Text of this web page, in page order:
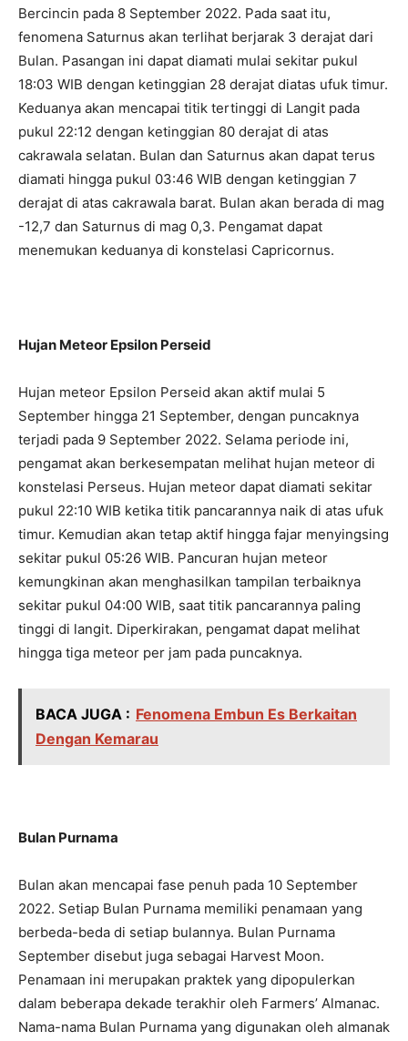
Bercincin pada 8 September 2022. Pada saat itu,
fenomena Saturnus akan terlihat berjarak 3 derajat dari
Bulan. Pasangan ini dapat diamati mulai sekitar pukul
18:03 WIB dengan ketinggian 28 derajat diatas ufuk timur.
Keduanya akan mencapai titik tertinggi di Langit pada
pukul 22:12 dengan ketinggian 80 derajat di atas
cakrawala selatan. Bulan dan Saturnus akan dapat terus
diamati hingga pukul 03:46 WIB dengan ketinggian 7
derajat di atas cakrawala barat. Bulan akan berada di mag
-12,7 dan Saturnus di mag 0,3. Pengamat dapat
menemukan keduanya di konstelasi Capricornus.
Hujan Meteor Epsilon Perseid
Hujan meteor Epsilon Perseid akan aktif mulai 5
September hingga 21 September, dengan puncaknya
terjadi pada 9 September 2022. Selama periode ini,
pengamat akan berkesempatan melihat hujan meteor di
konstelasi Perseus. Hujan meteor dapat diamati sekitar
pukul 22:10 WIB ketika titik pancarannya naik di atas ufuk
timur. Kemudian akan tetap aktif hingga fajar menyingsing
sekitar pukul 05:26 WIB. Pancuran hujan meteor
kemungkinan akan menghasilkan tampilan terbaiknya
sekitar pukul 04:00 WIB, saat titik pancarannya paling
tinggi di langit. Diperkirakan, pengamat dapat melihat
hingga tiga meteor per jam pada puncaknya.
BACA JUGA : Fenomena Embun Es Berkaitan
Dengan Kemarau
Bulan Purnama
Bulan akan mencapai fase penuh pada 10 September
2022. Setiap Bulan Purnama memiliki penamaan yang
berbeda-beda di setiap bulannya. Bulan Purnama
September disebut juga sebagai Harvest Moon.
Penamaan ini merupakan praktek yang dipopulerkan
dalam beberapa dekade terakhir oleh Farmers’ Almanac.
Nama-nama Bulan Purnama yang digunakan oleh almanak